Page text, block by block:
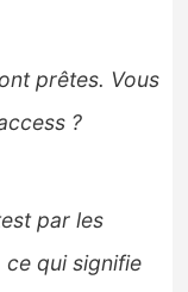
prêtes. Vous
?
par les
qui signifie